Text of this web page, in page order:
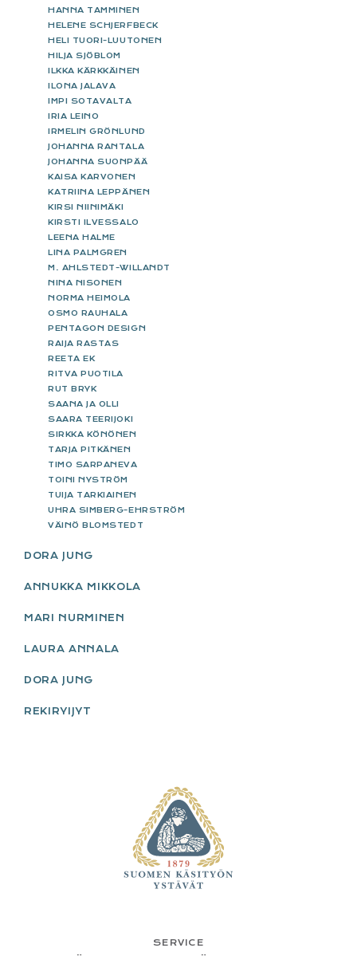
HANNA TAMMINEN
HELENE SCHJERFBECK
HELI TUORI-LUUTONEN
HILJA SJÖBLOM
ILKKA KÄRKKÄINEN
ILONA JALAVA
IMPI SOTAVALTA
IRIA LEINO
IRMELIN GRÖNLUND
JOHANNA RANTALA
JOHANNA SUONPÄÄ
KAISA KARVONEN
KATRIINA LEPPÄNEN
KIRSI NIINIMÄKI
KIRSTI ILVESSALO
LEENA HALME
LINA PALMGREN
M. AHLSTEDT-WILLANDT
NINA NISONEN
NORMA HEIMOLA
OSMO RAUHALA
PENTAGON DESIGN
RAIJA RASTAS
REETA EK
RITVA PUOTILA
RUT BRYK
SAANA JA OLLI
SAARA TEERIJOKI
SIRKKA KÖNÖNEN
TARJA PITKÄNEN
TIMO SARPANEVA
TOINI NYSTRÖM
TUIJA TARKIAINEN
UHRA SIMBERG-EHRSTRÖM
VÄINÖ BLOMSTEDT
DORA JUNG
ANNUKKA MIKKOLA
MARI NURMINEN
LAURA ANNALA
DORA JUNG
REKIRYIJYT
SERVICE